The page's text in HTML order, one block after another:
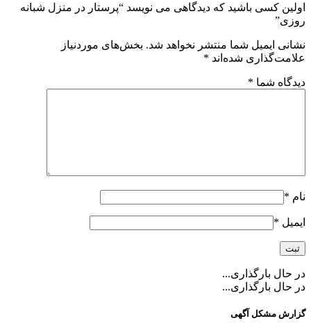
باشید که دیدگاهی می نویسد “پرستار در منزل شبانه
شما منتشر نخواهد شد. بخش‌های موردنیاز
شده‌اند*
*
آگهی